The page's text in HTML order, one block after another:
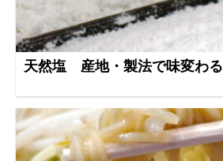
天然塩 産地・製法で味変わる